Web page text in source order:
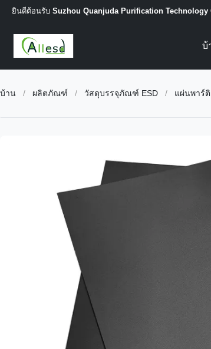
ยินดีต้อนรับ Suzhou Quanjuda Purification Technology
บ้
บ้าน / ผลิตภัณฑ์ / วัสดุบรรจุภัณฑ์ ESD / แผ่นพาร์